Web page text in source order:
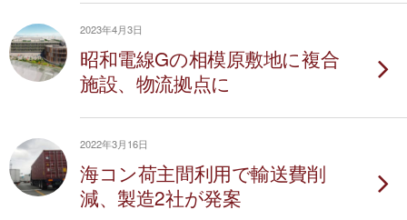
2023年4月3日
昭和電線Gの相模原敷地に複合
施設、物流拠点に
2022年3月16日
海コン荷主間利用で輸送費削
減、製造2社が発案